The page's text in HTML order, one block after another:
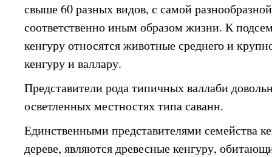
свыше 60 разных видов, с самой
соответственно иным образом жизни. К
кенгуру относятся животные среднего и
кенгуру и валлару.
Представители рода типичных валлаби
осветленных местностях типа саванн.
Единственными представителями семейства
дереве, являются древесные кенгуру,